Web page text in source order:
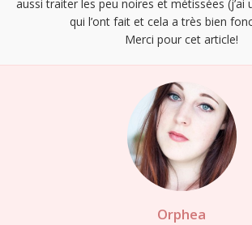
aussi traiter les peu noires et métissées (j’ai
qui l’ont fait et cela a très bien
Merci pour cet article!
Orphea